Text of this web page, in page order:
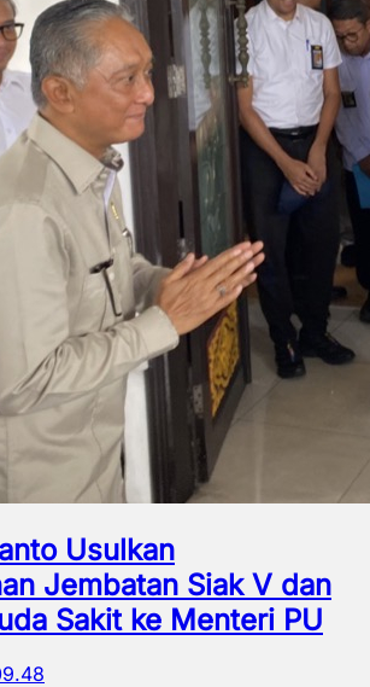
Usulkan
Jembatan Siak V dan
Sakit ke Menteri PU